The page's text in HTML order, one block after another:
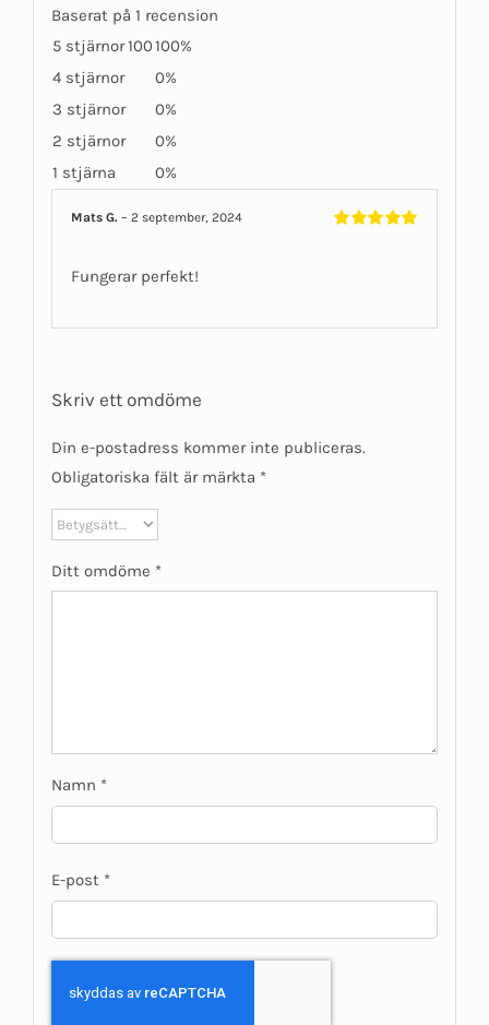
Baserat på 1 recension
5 stjärnor100100%
4 stjärnor
0%
3 stjärnor
0%
2 stjärnor
0%
1 stjärna
0%
Mats G.– 2 september, 2024
Fungerar perfekt!
Skriv ett omdöme
Din e-postadress kommer inte publiceras.
Obligatoriska fält är märkta *
Ditt omdöme *
Namn *
E-post *